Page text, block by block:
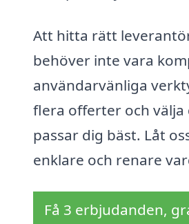
Att hitta rätt
behöver inte vara
användarvänliga
flera offerter och välja
passar dig bäst. Låt
enklare och renare
Få 3 erbjudanden,